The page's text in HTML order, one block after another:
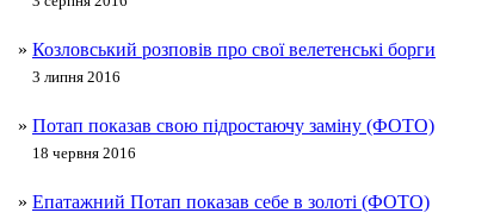
» Козловський розповів про свої велетенські борги
3 липня 2016
» Потап показав свою підростаючу заміну (ФОТО)
18 червня 2016
» Епатажний Потап показав себе в золоті (ФОТО)